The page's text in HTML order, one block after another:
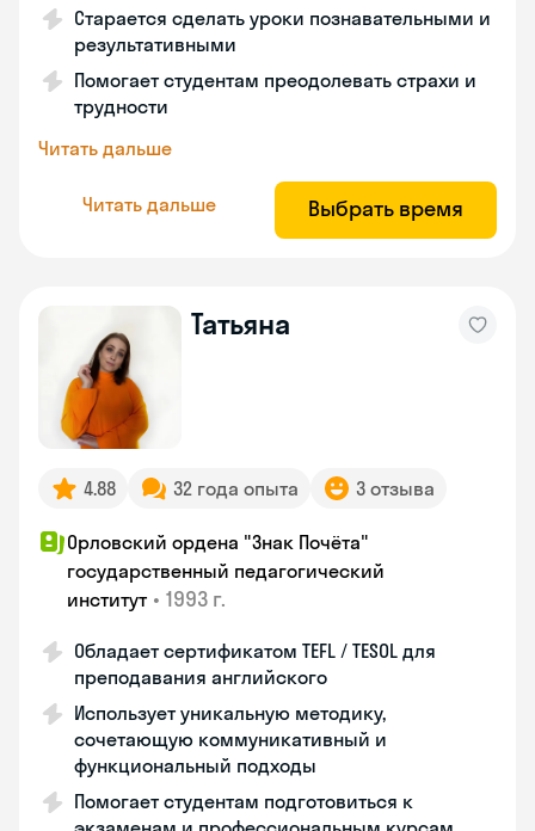
Старается сделать уроки познавательными и
результативными
Помогает студентам преодолевать страхи и
трудности
Читать дальше
Читать дальше Выбрать время
Татьяна
4.88 32 года опыта 3 отзыва
Орловский ордена "Знак Почёта"
государственный педагогический
институт • 1993 г.
Обладает сертификатом TEFL / TESOL для
преподавания английского
Использует уникальную методику,
сочетающую коммуникативный и
функциональный подходы
Помогает студентам подготовиться к